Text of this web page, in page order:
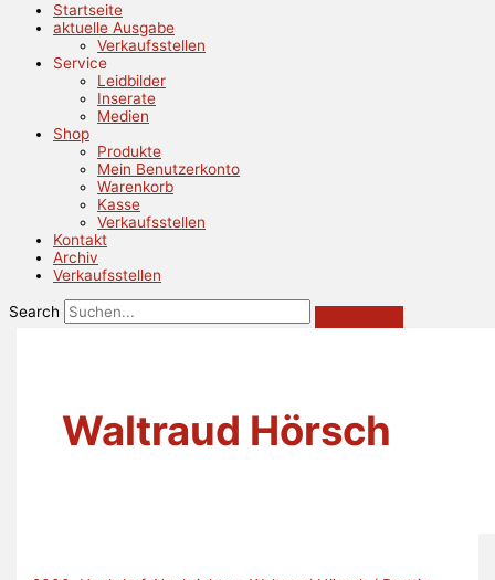
Startseite
aktuelle Ausgabe
Verkaufsstellen
Service
Leidbilder
Inserate
Medien
Shop
Produkte
Mein Benutzerkonto
Warenkorb
Kasse
Verkaufsstellen
Kontakt
Archiv
Verkaufsstellen
Search
Waltraud Hörsch